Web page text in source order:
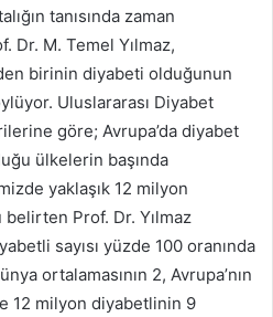
tanısında zaman
Dr. M. Temel Yılmaz,
birinin diyabeti olduğunun
Uluslararası Diyabet
göre; Avrupa’da diyabet
ülkelerin başında
yaklaşık 12 milyon
Prof. Dr. Yılmaz
sayısı yüzde 100 oranında
ortalamasının 2, Avrupa’nın
12 milyon diyabetlinin 9